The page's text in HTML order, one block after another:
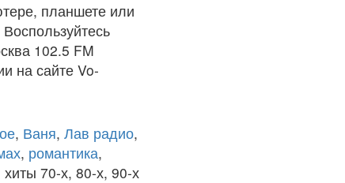
планшете или
102.5 FM
на сайте Vo-
, Ваня, Лав радио,
, романтика,
хиты 70-х, 80-х, 90-х